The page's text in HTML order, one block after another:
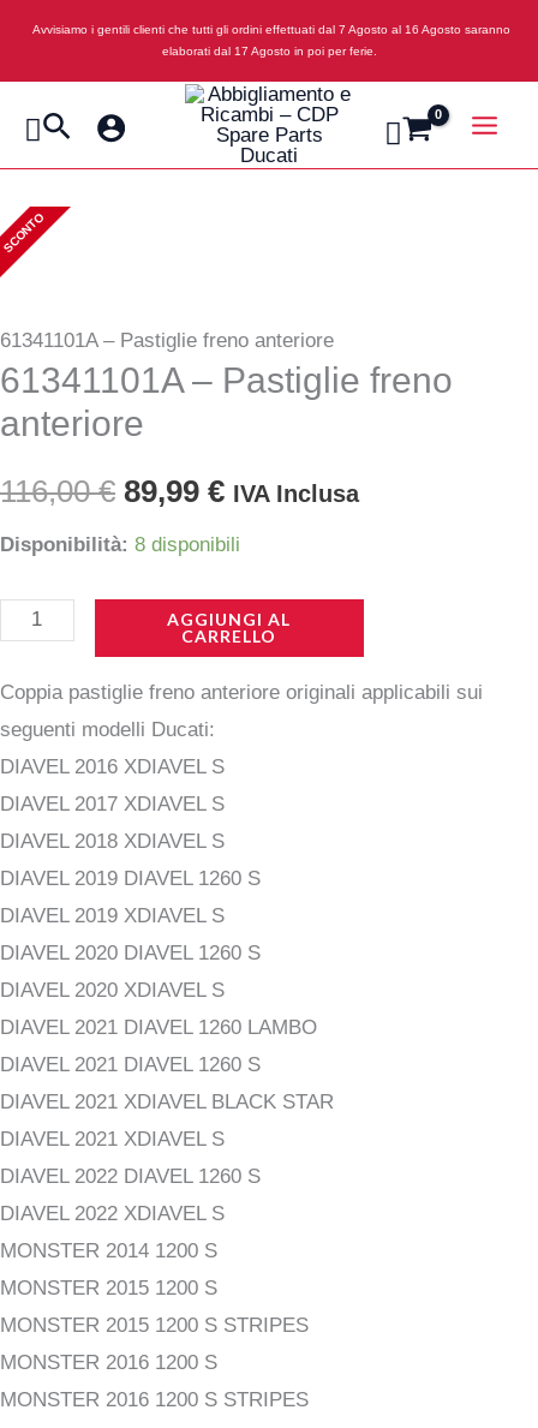
Avvisiamo i gentili clienti che tutti gli ordini effettuati dal 7 Agosto al 16 Agosto saranno
elaborati dal 17 Agosto in poi per ferie.
Cerca
SCONTO
61341101A – Pastiglie freno anteriore
61341101A – Pastiglie freno
anteriore
116,00€ Il
prezzo
originale
era:
116,00 €.
89,99 €Il
prezzo
attuale
è:
IVA Inclusa
Disponibilità: 8 disponibili
61341101A
Pastiglie
anteriore
quantità
AGGIUNGI AL
CARRELLO
Coppia pastiglie freno anteriore originali applicabili sui
seguenti modelli Ducati:
DIAVEL 2016 XDIAVEL S
DIAVEL 2017 XDIAVEL S
DIAVEL 2018 XDIAVEL S
DIAVEL 2019 DIAVEL 1260 S
DIAVEL 2019 XDIAVEL S
DIAVEL 2020 DIAVEL 1260 S
DIAVEL 2020 XDIAVEL S
DIAVEL 2021 DIAVEL 1260 LAMBO
DIAVEL 2021 DIAVEL 1260 S
DIAVEL 2021 XDIAVEL BLACK STAR
DIAVEL 2021 XDIAVEL S
DIAVEL 2022 DIAVEL 1260 S
DIAVEL 2022 XDIAVEL S
MONSTER 2014 1200 S
MONSTER 2015 1200 S
MONSTER 2015 1200 S STRIPES
MONSTER 2016 1200 S
MONSTER 2016 1200 S STRIPES